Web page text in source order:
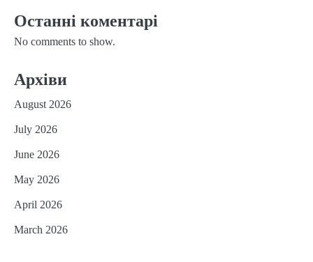
Останні коментарі
No comments to show.
Архіви
August 2026
July 2026
June 2026
May 2026
April 2026
March 2026